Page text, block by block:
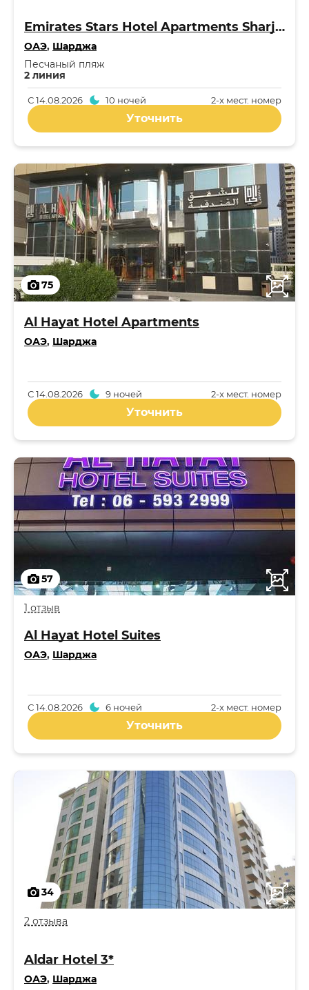
Emirates Stars Hotel Apartments Sharjah 2*
ОАЭ, Шарджа
2 линия
Песчаный пляж
2-x мест. номер
С14.08.2026 10 ночей
Уточнить
75
Al Hayat Hotel Apartments
ОАЭ, Шарджа
2-x мест. номер
С14.08.2026 9 ночей
Уточнить
57
1 отзыв
Al Hayat Hotel Suites
ОАЭ, Шарджа
2-x мест. номер
С14.08.2026 6 ночей
Уточнить
34
2 отзыва
Aldar Hotel 3*
ОАЭ, Шарджа